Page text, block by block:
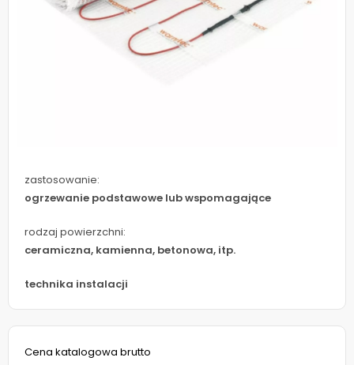
zastosowanie:
ogrzewanie podstawowe lub wspomagające
rodzaj powierzchni:
ceramiczna, kamienna, betonowa, itp.
technika instalacji
Cena katalogowa brutto